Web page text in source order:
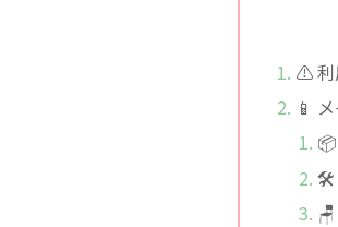
⚠️ 利
📱
🛠️